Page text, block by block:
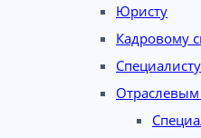
Юристу
Кадровому
Отраслевым